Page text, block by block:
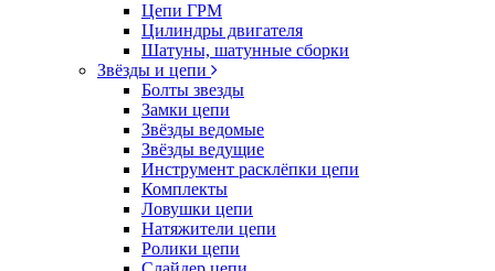
Цепи ГРМ
Цилиндры двигателя
Шатуны, шатунные сборки
Звёзды и цепи
Болты звезды
Замки цепи
Звёзды ведомые
Звёзды ведущие
Инструмент расклёпки цепи
Комплекты
Ловушки цепи
Натяжители цепи
Ролики цепи